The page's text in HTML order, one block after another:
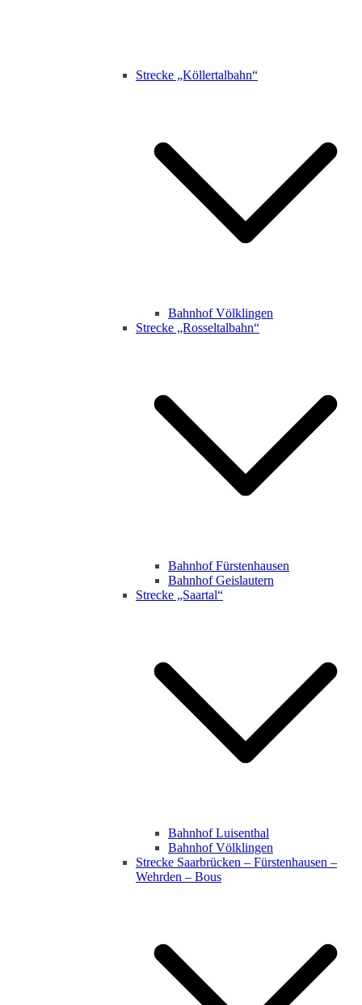
Strecke „Köllertalbahn“
Bahnhof Völklingen
Strecke „Rosseltalbahn“
Bahnhof Fürstenhausen
Bahnhof Geislautern
Strecke „Saartal“
Bahnhof Luisenthal
Bahnhof Völklingen
Strecke Saarbrücken – Fürstenhausen –
Wehrden – Bous